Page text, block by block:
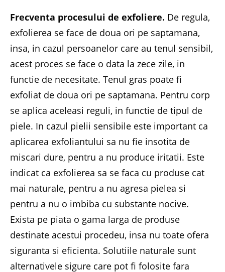
Frecventa procesului de exfoliere. De regula,
exfolierea se face de doua ori pe saptamana,
insa, in cazul persoanelor care au tenul sensibil,
acest proces se face o data la zece zile, in
functie de necesitate. Tenul gras poate fi
exfoliat de doua ori pe saptamana. Pentru corp
se aplica aceleasi reguli, in functie de tipul de
piele. In cazul pielii sensibile este important ca
aplicarea exfoliantului sa nu fie insotita de
miscari dure, pentru a nu produce iritatii. Este
indicat ca exfolierea sa se faca cu produse cat
mai naturale, pentru a nu agresa pielea si
pentru a nu o imbiba cu substante nocive.
Exista pe piata o gama larga de produse
destinate acestui procedeu, insa nu toate ofera
siguranta si eficienta. Solutiile naturale sunt
alternativele sigure care pot fi folosite fara